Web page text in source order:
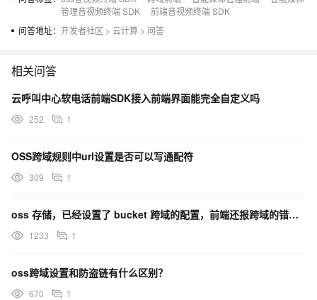
管理音视频终端 SDK
前端音视频终端 SDK
问答地址： 开发者社区 > 云计算 > 问答
相关问答
云呼叫中心软电话前端SDK接入前端界面能完全自定义吗
252 1
OSS跨域规则中url设置是否可以写通配符
309 1
oss 存储，已经设置了 bucket 跨域的配置，前端还报跨域的错误是为什么？
1233 1
oss跨域设置和防盗链有什么区别？
670 1